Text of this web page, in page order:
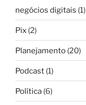
negócios digitais (1)
Pix (2)
Planejamento (20)
Podcast (1)
Política (6)